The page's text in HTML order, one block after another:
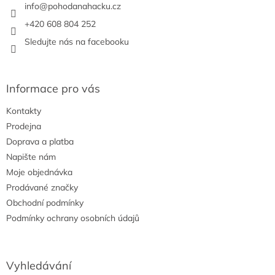
info@pohodanahacku.cz
+420 608 804 252
Sledujte nás na facebooku
Informace pro vás
Kontakty
Prodejna
Doprava a platba
Napište nám
Moje objednávka
Prodávané značky
Obchodní podmínky
Podmínky ochrany osobních údajů
Vyhledávání